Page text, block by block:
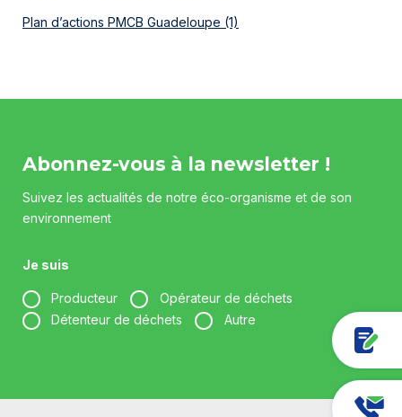
Plan d’actions PMCB Guadeloupe (1)
Abonnez-vous à la newsletter !
Suivez les actualités de notre éco-organisme et de son
environnement
Je suis
Producteur
Opérateur de déchets
Détenteur de déchets
Autre